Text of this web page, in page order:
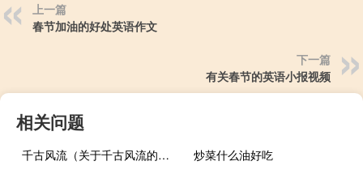
上一篇
春节加油的好处英语作文
下一篇
有关春节的英语小报视频
相关问题
千古风流（关于千古风流的介绍）
炒菜什么油好吃